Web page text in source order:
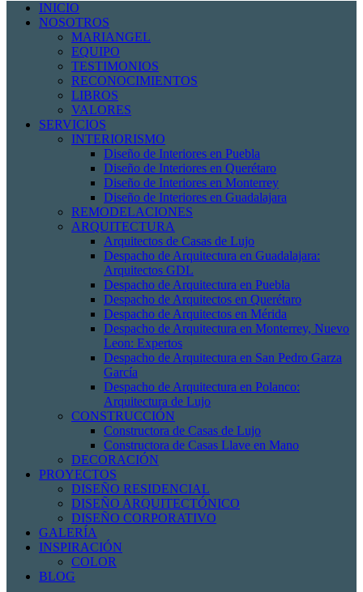
INICIO
NOSOTROS
MARIANGEL
EQUIPO
TESTIMONIOS
RECONOCIMIENTOS
LIBROS
VALORES
SERVICIOS
INTERIORISMO
Diseño de Interiores en Puebla
Diseño de Interiores en Querétaro
Diseño de Interiores en Monterrey
Diseño de Interiores en Guadalajara
REMODELACIONES
ARQUITECTURA
Arquitectos de Casas de Lujo
Despacho de Arquitectura en Guadalajara:
Arquitectos GDL
Despacho de Arquitectura en Puebla
Despacho de Arquitectos en Querétaro
Despacho de Arquitectos en Mérida
Despacho de Arquitectura en Monterrey, Nuevo
Leon: Expertos
Despacho de Arquitectura en San Pedro Garza
García
Despacho de Arquitectura en Polanco:
Arquitectura de Lujo
CONSTRUCCIÓN
Constructora de Casas de Lujo
Constructora de Casas Llave en Mano
DECORACIÓN
PROYECTOS
DISEÑO RESIDENCIAL
DISEÑO ARQUITECTÓNICO
DISEÑO CORPORATIVO
GALERÍA
INSPIRACIÓN
COLOR
BLOG